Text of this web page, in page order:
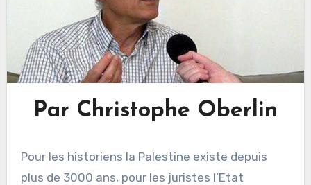
Par Christophe Oberlin
Pour les historiens la Palestine existe depuis
plus de 3000 ans, pour les juristes l’Etat